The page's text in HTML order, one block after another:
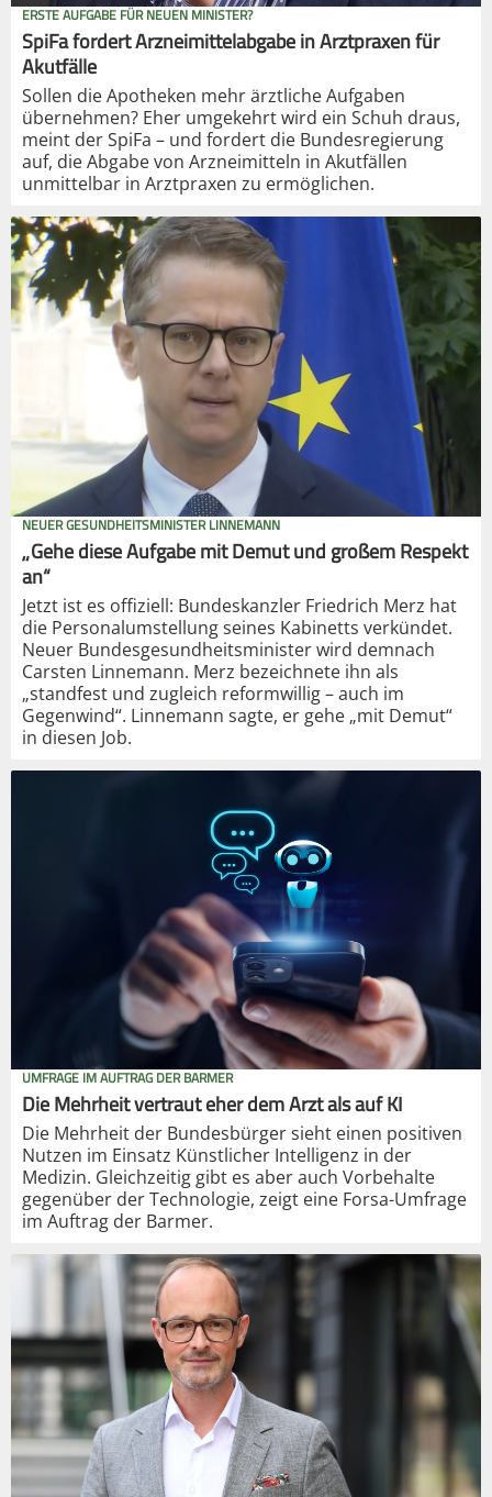
ERSTE AUFGABE FÜR NEUEN MINISTER?
SpiFa fordert Arzneimittelabgabe in Arztpraxen für
Akutfälle
Sollen die Apotheken mehr ärztliche Aufgaben
übernehmen? Eher umgekehrt wird ein Schuh draus,
meint der SpiFa – und fordert die Bundesregierung
auf, die Abgabe von Arzneimitteln in Akutfällen
unmittelbar in Arztpraxen zu ermöglichen.
NEUER GESUNDHEITSMINISTER LINNEMANN
„Gehe diese Aufgabe mit Demut und großem Respekt
an“
Jetzt ist es offiziell: Bundeskanzler Friedrich Merz hat
die Personalumstellung seines Kabinetts verkündet.
Neuer Bundesgesundheitsminister wird demnach
Carsten Linnemann. Merz bezeichnete ihn als
„standfest und zugleich reformwillig – auch im
Gegenwind“. Linnemann sagte, er gehe „mit Demut“
in diesen Job.
UMFRAGE IM AUFTRAG DER BARMER
Die Mehrheit vertraut eher dem Arzt als auf KI
Die Mehrheit der Bundesbürger sieht einen positiven
Nutzen im Einsatz Künstlicher Intelligenz in der
Medizin. Gleichzeitig gibt es aber auch Vorbehalte
gegenüber der Technologie, zeigt eine Forsa-Umfrage
im Auftrag der Barmer.